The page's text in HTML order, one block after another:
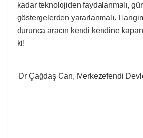
kadar teknolojiden faydalanmalı,
göstergelerden yararlanmalı.
durunca aracın kendi kendine
ki!
Dr Çağdaş Can, Merkezefendi